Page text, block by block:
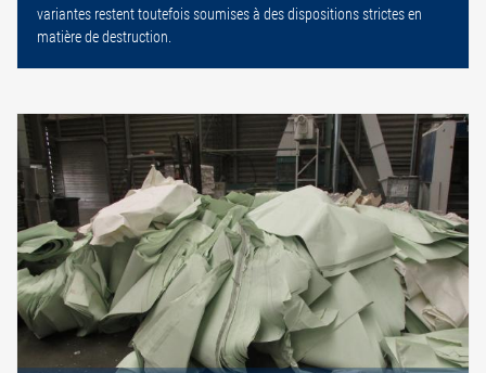
variantes restent toutefois soumises à des dispositions strictes en
matière de destruction.